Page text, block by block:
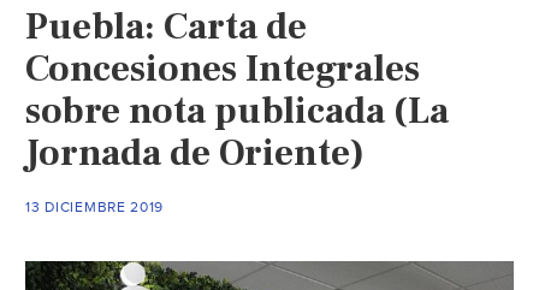
(El
Sol
Puebla: Carta de
Concesiones Integrales
sobre nota publicada (La
Jornada de Oriente)
13 DICIEMBRE 2019